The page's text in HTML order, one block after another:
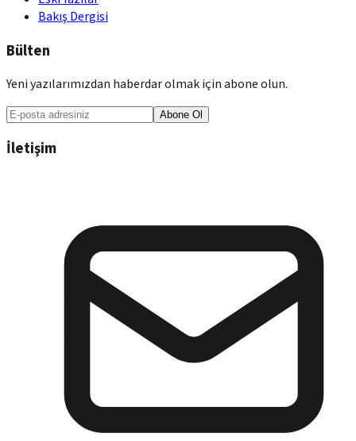
Bakış Dergisi
Bülten
Yeni yazılarımızdan haberdar olmak için abone olun.
Abone Ol
İletişim